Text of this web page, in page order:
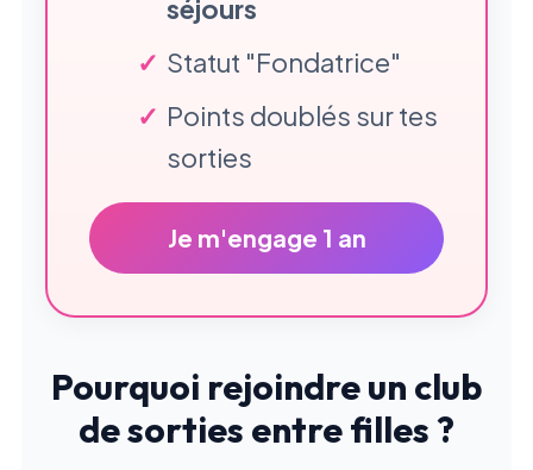
séjours
Statut "Fondatrice"
Points doublés sur tes
sorties
Je m'engage 1 an
Pourquoi rejoindre un club
de sorties entre filles ?